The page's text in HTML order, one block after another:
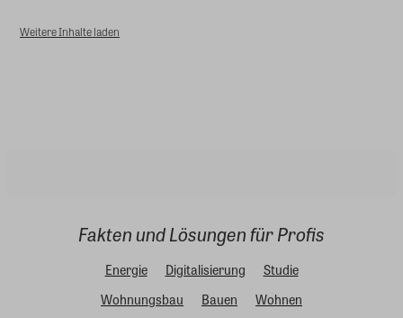
Weitere Inhalte laden
Fakten und Lösungen für Profis
Energie Digitalisierung
Studie
Wohnungsbau
Bauen
Wohnen